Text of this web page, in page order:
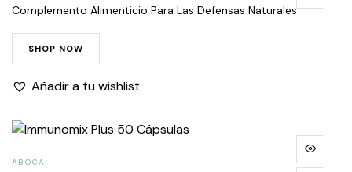
Complemento Alimenticio Para Las Defensas Naturales
SHOP NOW
Añadir a tu wishlist
ABOCA